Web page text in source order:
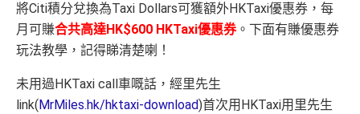
將Citi積分兌換為Taxi Dollars可獲額外HKTaxi優惠券，每
月可賺合共高達HK$600 H KTaxi優惠券。下面有賺優惠券
玩法教學，記得睇清楚喇！
未用過HKTaxi call車嘅話，經里先生
link( MrMiles.hk/hktaxi-download)首次用HKTaxi用里先生